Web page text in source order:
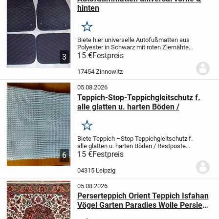
3
hinten
Merken
Biete hier universelle Autofußmatten aus
Polyester in Schwarz mit roten Ziernähten
an (s. Foto).Es ist wasserabweisend und
passt in fast alle PKW"s.
in einen Mazda CX5 verbaut.
15 €Festpreis
17454 Zinnowitz
6
05.08.2026
Teppich-Stop-Teppichgleitschutz f.
alle glatten u. harten Böden /
Merken
Biete Teppich –Stop Teppichgleitschutz f.
alle glatten u. harten Böden /Restposten
wie folgt:Teppich-Stop weiß, L 2,90cm, B
32cm, beliebig zum Schneiden, ( 5,-€ )
Teppich-Stop weiß, L 93cm, B...
15 €Festpreis
04315 Leipzig
05.08.2026
Perserteppich Orient Teppich Isfahan
Vögel Garten Paradies Wolle Persien